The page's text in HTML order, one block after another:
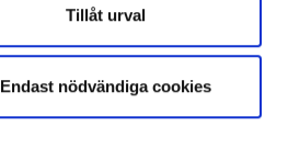
Tillåt urval
Endast nödvändiga cookies